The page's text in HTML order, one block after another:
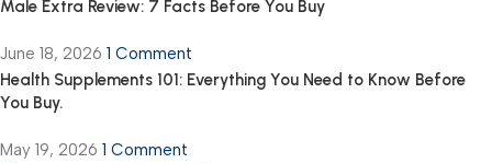
Male Extra Review: 7 Facts Before You Buy
June 18, 2026 1 Comment
Health Supplements 101: Everything You Need to Know Before
You Buy.
May 19, 2026 1 Comment